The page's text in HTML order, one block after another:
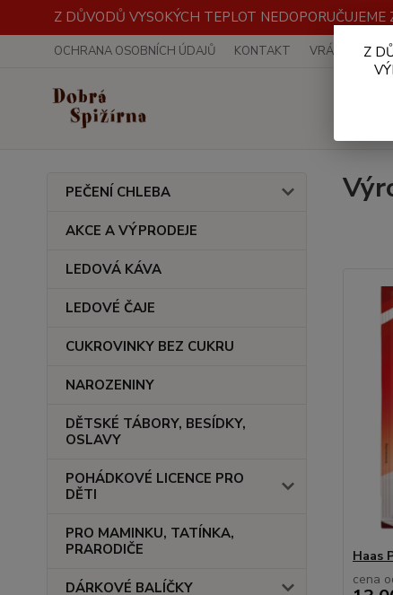
Z DŮVODŮ VYSOKÝCH TEPLOT
OCHRANA OSOBNÍCH ÚDAJŮ KONTAKT VRÁCENÍ
PEČENÍ CHLEBA
AKCE A VÝPRODEJE
LEDOVÁ KÁVA
LEDOVÉ ČAJE
CUKROVINKY BEZ CUKRU
NAROZENINY
DĚTSKÉ TÁBORY, BESÍDKY,
OSLAVY
POHÁDKOVÉ LICENCE PRO
DĚTI
PRO MAMINKU, TATÍNKA,
PRARODIČE
DÁRKOVÉ BALÍČKY
Haas
cena
Z